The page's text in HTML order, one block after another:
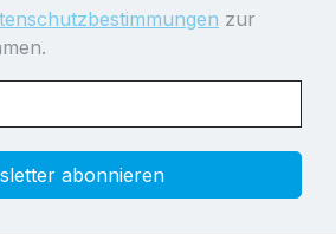
zur
abonnieren